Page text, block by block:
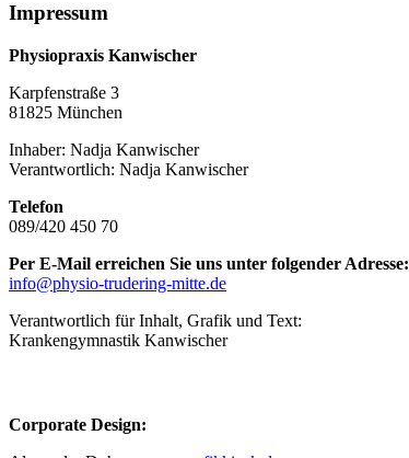
Impressum
Physiopraxis Kanwischer
Karpfenstraße 3
81825 München
Inhaber: Nadja Kanwischer
Verantwortlich: Nadja Kanwischer
Telefon
089/420 450 70
Per E-Mail erreichen Sie uns unter folgender Adresse:
info@physio-trudering-mitte.de
Verantwortlich für Inhalt, Grafik und Text:
Krankengymnastik Kanwischer
Corporate Design: